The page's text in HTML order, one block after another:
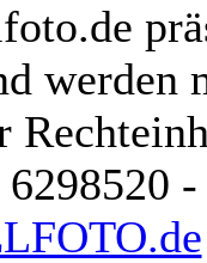
werden